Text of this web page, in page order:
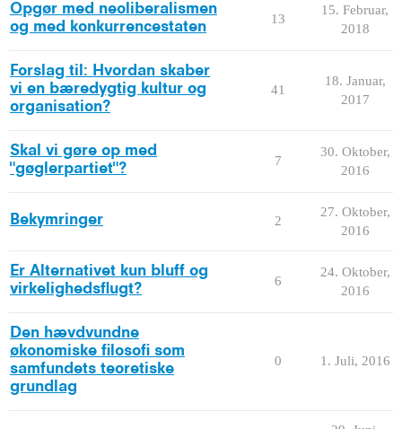
Opgør med neoliberalismen
og med konkurrencestaten
13
15. Februar,
2018
Forslag til: Hvordan skaber
vi en bæredygtig kultur og
organisation?
41
18. Januar,
2017
Skal vi gøre op med
"gøglerpartiet"?
7
30. Oktober,
2016
Bekymringer 2
27. Oktober,
2016
Er Alternativet kun bluff og
virkelighedsflugt?
6
24. Oktober,
2016
Den hævdvundne
økonomiske filosofi som
samfundets teoretiske
grundlag
0 1. Juli, 2016